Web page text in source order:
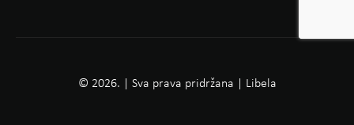
© 2026. | Sva prava pridržana | Libela